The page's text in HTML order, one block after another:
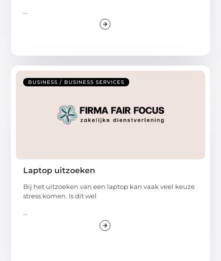
...
BUSINESS / BUSINESS SERVICES
Laptop uitzoeken
Bij het uitzoeken van een laptop kan vaak veel keuze
stress komen. Is dit wel
...